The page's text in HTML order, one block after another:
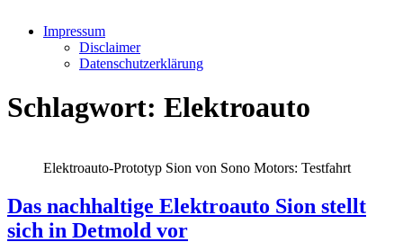
Impressum
Disclaimer
Datenschutzerklärung
Schlagwort: Elektroauto
Elektroauto-Prototyp Sion von Sono Motors: Testfahrt
Das nachhaltige Elektroauto Sion stellt
sich in Detmold vor